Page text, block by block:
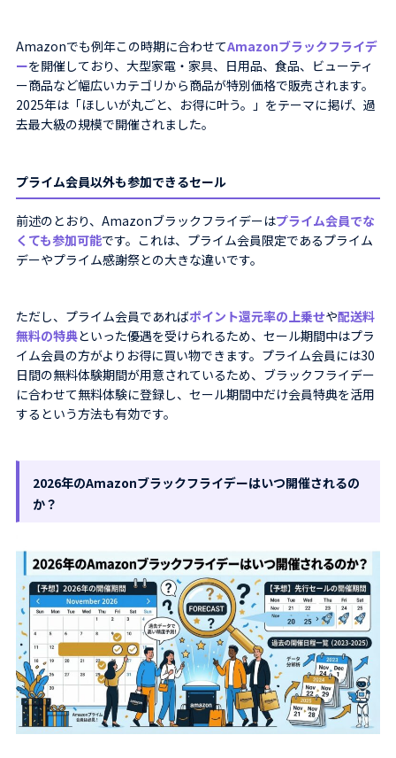
Amazonでも例年この時期に合わせてAmazonブラックフライデ
ーを開催しており、大型家電・家具、日用品、食品、ビューティ
ー商品など幅広いカテゴリから商品が特別価格で販売されます。
2025年は「ほしいが丸ごと、お得に叶う。」をテーマに掲げ、過
去最大級の規模で開催されました。
プライム会員以外も参加できるセール
前述のとおり、Amazonブラックフライデーはプライム会員でな
くても参加可能です。これは、プライム会員限定であるプライム
デーやプライム感謝祭との大きな違いです。
ただし、プライム会員であればポイント還元率の上乗せや配送料
無料の特典といった優遇を受けられるため、セール期間中はプラ
イム会員の方がよりお得に買い物できます。プライム会員には30
日間の無料体験期間が用意されているため、ブラックフライデー
に合わせて無料体験に登録し、セール期間中だけ会員特典を活用
するという方法も有効です。
2026年のAmazonブラックフライデーはいつ開催されるの
か？